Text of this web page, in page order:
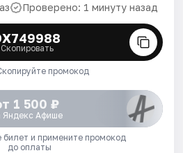
Проверено: 1 минуту назад
Скопировать
промокод
1 500 ₽
Яндекс Афише
билет и примените промокод
до оплаты